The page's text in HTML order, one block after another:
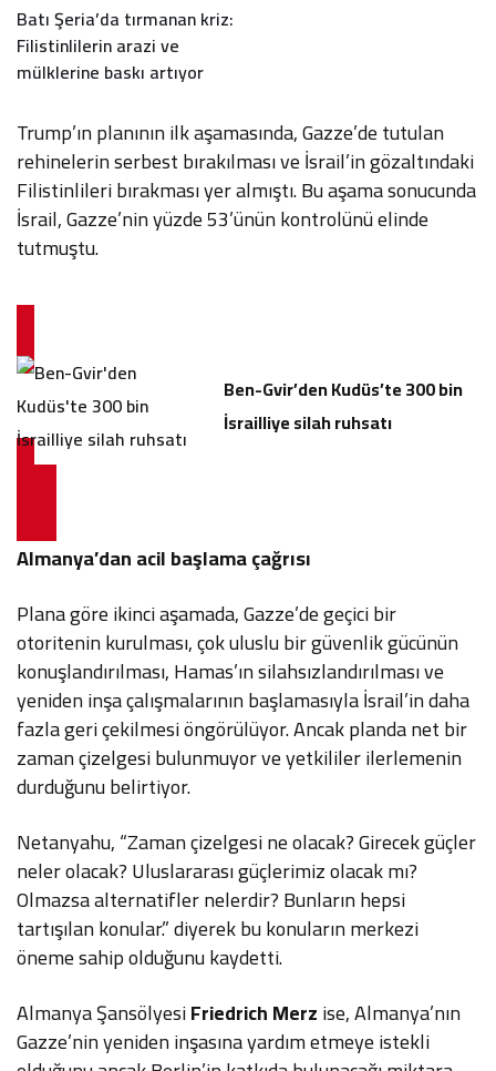
Batı Şeria’da tırmanan kriz:
Filistinlilerin arazi ve
mülklerine baskı artıyor
Trump’ın planının ilk aşamasında, Gazze’de tutulan
rehinelerin serbest bırakılması ve İsrail’in gözaltındaki
Filistinlileri bırakması yer almıştı. Bu aşama sonucunda
İsrail, Gazze’nin yüzde 53’ünün kontrolünü elinde
tutmuştu.
Ben-Gvir’den Kudüs’te 300 bin
İsrailliye silah ruhsatı
Almanya’dan acil başlama çağrısı
Plana göre ikinci aşamada, Gazze’de geçici bir
otoritenin kurulması, çok uluslu bir güvenlik gücünün
konuşlandırılması, Hamas’ın silahsızlandırılması ve
yeniden inşa çalışmalarının başlamasıyla İsrail’in daha
fazla geri çekilmesi öngörülüyor. Ancak planda net bir
zaman çizelgesi bulunmuyor ve yetkililer ilerlemenin
durduğunu belirtiyor.
Netanyahu, “Zaman çizelgesi ne olacak? Girecek güçler
neler olacak? Uluslararası güçlerimiz olacak mı?
Olmazsa alternatifler nelerdir? Bunların hepsi
tartışılan konular.” diyerek bu konuların merkezi
öneme sahip olduğunu kaydetti.
Almanya ŞansölyesiFriedrich Merzise, Almanya’nın
Gazze’nin yeniden inşasına yardım etmeye istekli